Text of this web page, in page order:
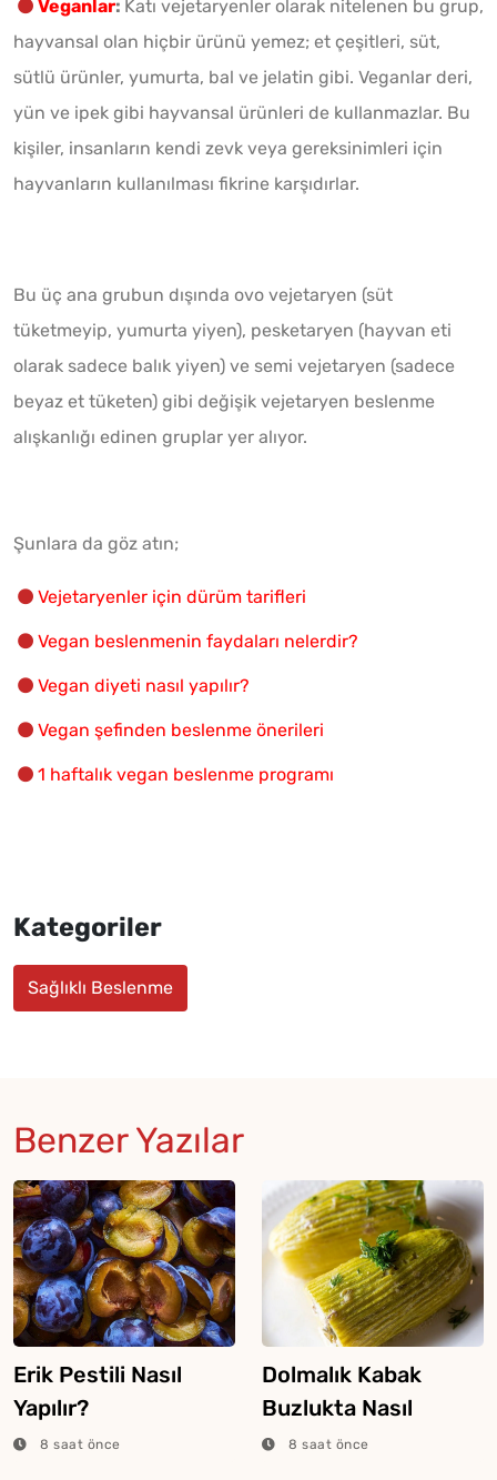
Veganlar: Katı vejetaryenler olarak nitelenen bu grup,
hayvansal olan hiçbir ürünü yemez; et çeşitleri, süt,
sütlü ürünler, yumurta, bal ve jelatin gibi. Veganlar deri,
yün ve ipek gibi hayvansal ürünleri de kullanmazlar. Bu
kişiler, insanların kendi zevk veya gereksinimleri için
hayvanların kullanılması fikrine karşıdırlar.
Bu üç ana grubun dışında ovo vejetaryen (süt
tüketmeyip, yumurta yiyen), pesketaryen (hayvan eti
olarak sadece balık yiyen) ve semi vejetaryen (sadece
beyaz et tüketen) gibi değişik vejetaryen beslenme
alışkanlığı edinen gruplar yer alıyor.
Şunlara da göz atın;
Vejetaryenler için dürüm tarifleri
Vegan beslenmenin faydaları nelerdir?
Vegan diyeti nasıl yapılır?
Vegan şefinden beslenme önerileri
1 haftalık vegan beslenme programı
Kategoriler
Sağlıklı Beslenme
Benzer Yazılar
Erik Pestili Nasıl
Yapılır?
8 saat önce
Dolmalık Kabak
Buzlukta Nasıl
Saklanır?
8 saat önce